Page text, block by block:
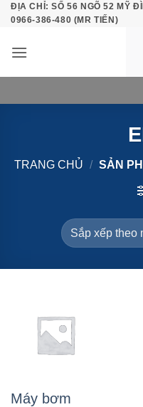
Bỏ
qua
dung
ĐỊA CHỈ: SỐ 56 NGÕ 52 MỸ
0966-386-480 (MR TIẾN)
TRANG CHỦ / SẢN
Máy bơm